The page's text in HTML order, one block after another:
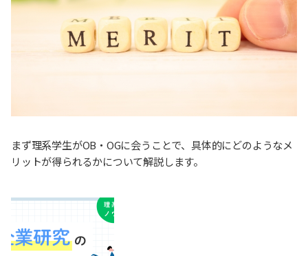
まず理系学生がOB・OGに会うことで、具体的にどのようなメ
リットが得られるかについて解説します。